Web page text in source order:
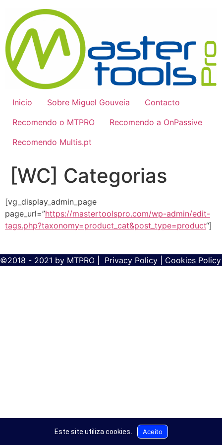
conteúdo
Inicio Sobre Miguel Gouveia
Contacto
Recomendo o MTPRO
Recomendo a OnPassive
Recomendo Multis.pt
[WC] Categorias
[vg_display_admin_page
page_url=”https://mastertoolspro.com/wp-admin/edit-
tags.php?taxonomy=product_cat&post_type=product“]
©2018 - 2021 by MTPRO Privacy Policy Cookies Policy
Este site utiliza cookies. Aceito